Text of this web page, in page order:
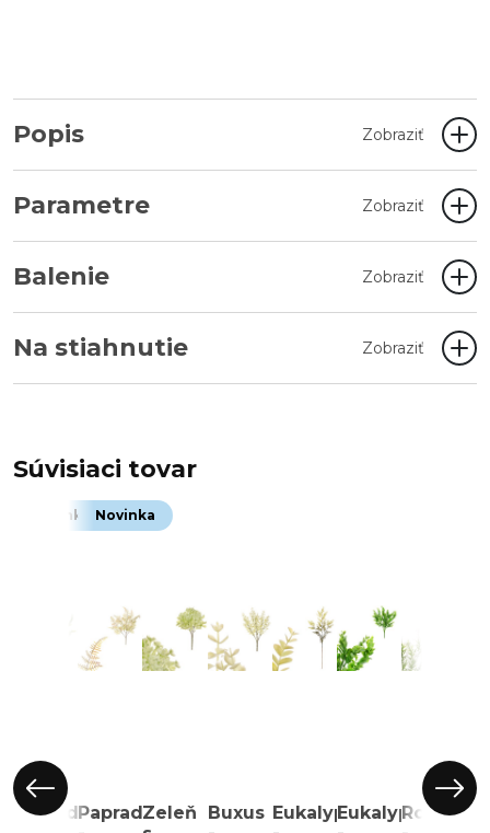
Popis Zobraziť
Parametre Zobraziť
Balenie Zobraziť
Na stiahnutie Zobraziť
Súvisiaci tovar
Novinka
Paprade
Novinka
PapradeZeleň
Buxus EukalyptusEukalyptus